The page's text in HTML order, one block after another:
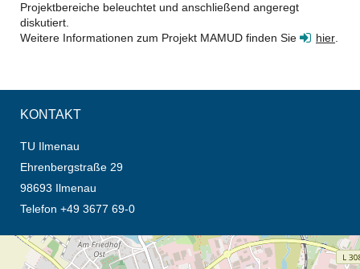
Projektbereiche beleuchtet und anschließend angeregt
diskutiert.
Weitere Informationen zum Projekt MAMUD finden Sie
hier.
KONTAKT
TU Ilmenau
Ehrenbergstraße 29
98693 Ilmenau
Telefon +49 3677 69-0
Öffnet die Anfahrtsbeschreibung in neuem Tab (Karte)